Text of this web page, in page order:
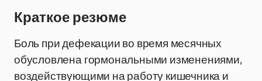
Краткое резюме
Боль при дефекации во время месячных
обусловлена гормональными изменениями,
воздействующими на работу кишечника и